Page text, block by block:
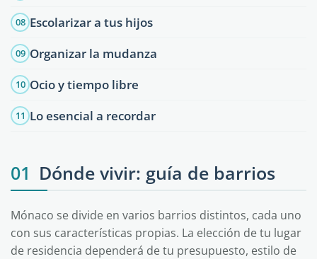
08 Escolarizar a tus hijos
09 Organizar la mudanza
10 Ocio y tiempo libre
11 Lo esencial a recordar
01 Dónde vivir: guía de barrios
Mónaco se divide en varios barrios distintos, cada uno
con sus características propias. La elección de tu lugar
de residencia dependerá de tu presupuesto, estilo de